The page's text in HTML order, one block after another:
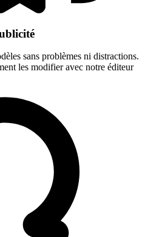
sans problèmes ni distractions.
les modifier avec notre éditeur